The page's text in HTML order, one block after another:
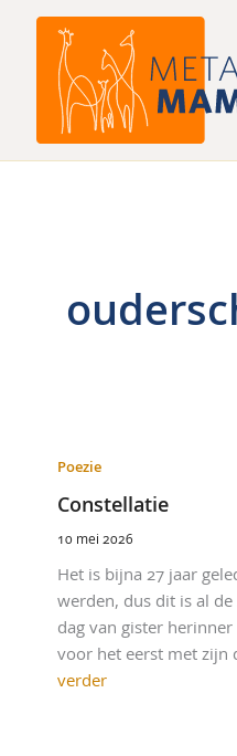
Poezie
Constellatie
10 mei 2026
Het is bijna 27 jaar
werden, dus dit is al
dag van gister
voor het eerst met zijn
verder